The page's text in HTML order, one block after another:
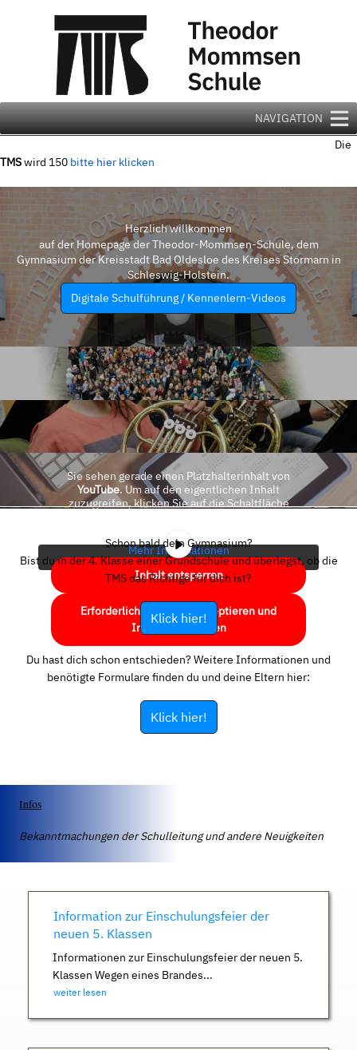
NAVIGATION
Die
TMSwird 150 bitte hier klicken
Herzlich willkommen
auf der Homepage der Theodor-Mommsen-Schule, dem
Gymnasium der Kreisstadt Bad Oldesloe des Kreises Stormarn in
Schleswig-Holstein.
Digitale Schulführung / Kennenlern-Videos
Sie sehen gerade einen Platzhalterinhalt von
YouTube. Um auf den eigentlichen Inhalt
zuzugreifen, klicken Sie auf die Schaltfläche
Mehr Informationen
Inhalt entsperren
Erforderlichen Service akzeptieren und
Inhalte entsperren
Schon bald dein Gymnasium?
Bist du in der 4. Klasse einer Grundschule und überlegst, ob die
TMS das Richtige für dich ist?
Klick hier!
Du hast dich schon entschieden? Weitere Informationen und
benötigte Formulare finden du und deine Eltern hier:
Klick hier!
Infos
Bekanntmachungen der Schulleitung und andere Neuigkeiten
Information zur Einschulungsfeier der
neuen 5. Klassen
Informationen zur Einschulungsfeier der neuen 5.
Klassen Wegen eines Brandes...
weiter lesen